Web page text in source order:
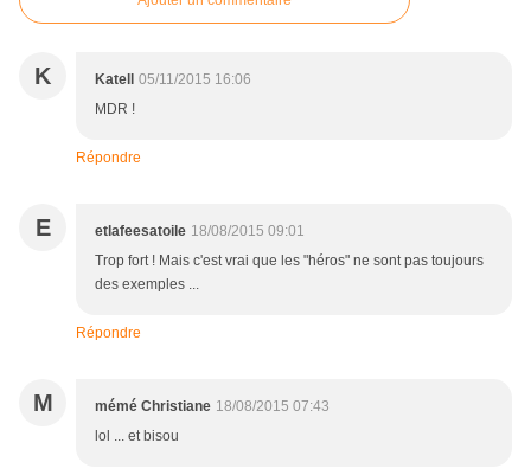
K Katell
05/11/2015 16:06
MDR !
Répondre
E etlafeesatoile 18/08/2015 09:01
Trop fort ! Mais c'est vrai que les "héros" ne sont pas toujours
des exemples ...
Répondre
M mémé Christiane 18/08/2015 07:43
lol ... et bisou